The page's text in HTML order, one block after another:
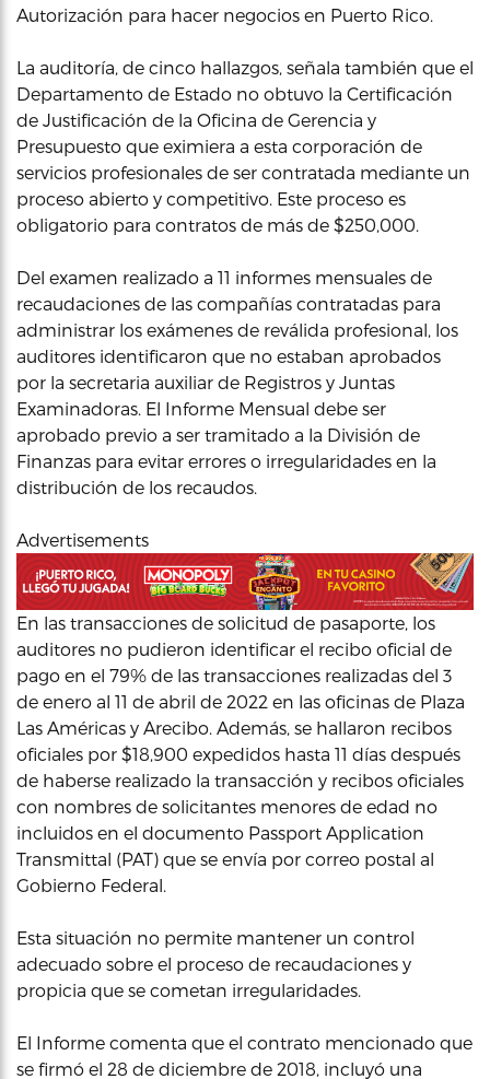
Autorización para hacer negocios en Puerto Rico.
La auditoría, de cinco hallazgos, señala también que el
Departamento de Estado no obtuvo la Certificación
de Justificación de la Oficina de Gerencia y
Presupuesto que eximiera a esta corporación de
servicios profesionales de ser contratada mediante un
proceso abierto y competitivo. Este proceso es
obligatorio para contratos de más de $250,000.
Del examen realizado a 11 informes mensuales de
recaudaciones de las compañías contratadas para
administrar los exámenes de reválida profesional, los
auditores identificaron que no estaban aprobados
por la secretaria auxiliar de Registros y Juntas
Examinadoras. El Informe Mensual debe ser
aprobado previo a ser tramitado a la División de
Finanzas para evitar errores o irregularidades en la
distribución de los recaudos.
Advertisements
En las transacciones de solicitud de pasaporte, los
auditores no pudieron identificar el recibo oficial de
pago en el 79% de las transacciones realizadas del 3
de enero al 11 de abril de 2022 en las oficinas de Plaza
Las Américas y Arecibo. Además, se hallaron recibos
oficiales por $18,900 expedidos hasta 11 días después
de haberse realizado la transacción y recibos oficiales
con nombres de solicitantes menores de edad no
incluidos en el documento Passport Application
Transmittal (PAT) que se envía por correo postal al
Gobierno Federal.
Esta situación no permite mantener un control
adecuado sobre el proceso de recaudaciones y
propicia que se cometan irregularidades.
El Informe comenta que el contrato mencionado que
se firmó el 28 de diciembre de 2018, incluyó una